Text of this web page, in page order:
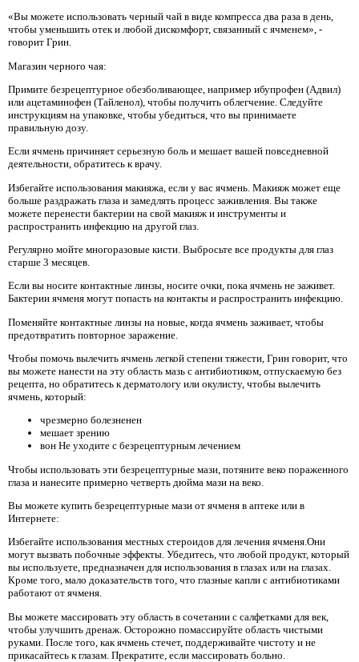
«Вы можете использовать черный чай в виде компресса два раза в день,
чтобы уменьшить отек и любой дискомфорт, связанный с ячменем», -
говорит Грин.
Магазин черного чая:
Примите безрецептурное обезболивающее, например ибупрофен (Адвил)
или ацетаминофен (Тайленол), чтобы получить облегчение. Следуйте
инструкциям на упаковке, чтобы убедиться, что вы принимаете
правильную дозу.
Если ячмень причиняет серьезную боль и мешает вашей повседневной
деятельности, обратитесь к врачу.
Избегайте использования макияжа, если у вас ячмень. Макияж может еще
больше раздражать глаза и замедлять процесс заживления. Вы также
можете перенести бактерии на свой макияж и инструменты и
распространить инфекцию на другой глаз.
Регулярно мойте многоразовые кисти. Выбросьте все продукты для глаз
старше 3 месяцев.
Если вы носите контактные линзы, носите очки, пока ячмень не заживет.
Бактерии ячменя могут попасть на контакты и распространить инфекцию.
Поменяйте контактные линзы на новые, когда ячмень заживает, чтобы
предотвратить повторное заражение.
Чтобы помочь вылечить ячмень легкой степени тяжести, Грин говорит, что
вы можете нанести на эту область мазь с антибиотиком, отпускаемую без
рецепта, но обратитесь к дерматологу или окулисту, чтобы вылечить
ячмень, который:
чрезмерно болезненен
мешает зрению
вон Не уходите с безрецептурным лечением
Чтобы использовать эти безрецептурные мази, потяните веко пораженного
глаза и нанесите примерно четверть дюйма мази на веко.
Вы можете купить безрецептурные мази от ячменя в аптеке или в
Интернете:
Избегайте использования местных стероидов для лечения ячменя.Они
могут вызвать побочные эффекты. Убедитесь, что любой продукт, который
вы используете, предназначен для использования в глазах или на глазах.
Кроме того, мало доказательств того, что глазные капли с антибиотиками
работают от ячменя.
Вы можете массировать эту область в сочетании с салфетками для век,
чтобы улучшить дренаж. Осторожно помассируйте область чистыми
руками. После того, как ячмень стечет, поддерживайте чистоту и не
прикасайтесь к глазам. Прекратите, если массировать больно.